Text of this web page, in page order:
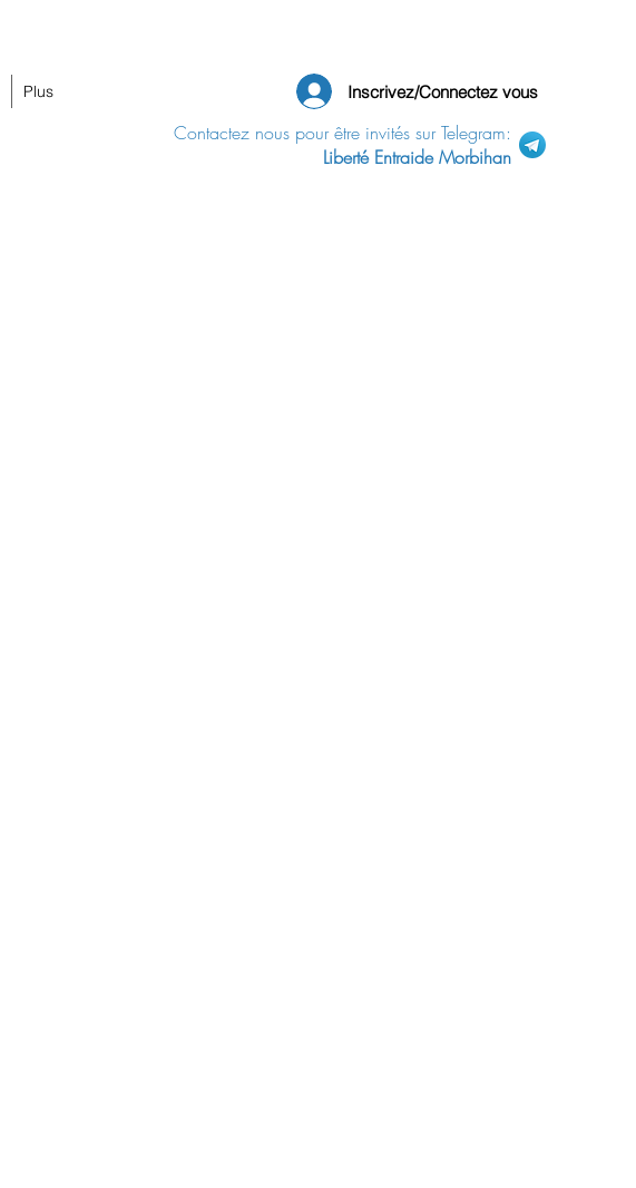
Plus Inscrivez/Connectez vous
Contactez nous pour être invités sur Telegram:
Liberté Entraide Morbihan